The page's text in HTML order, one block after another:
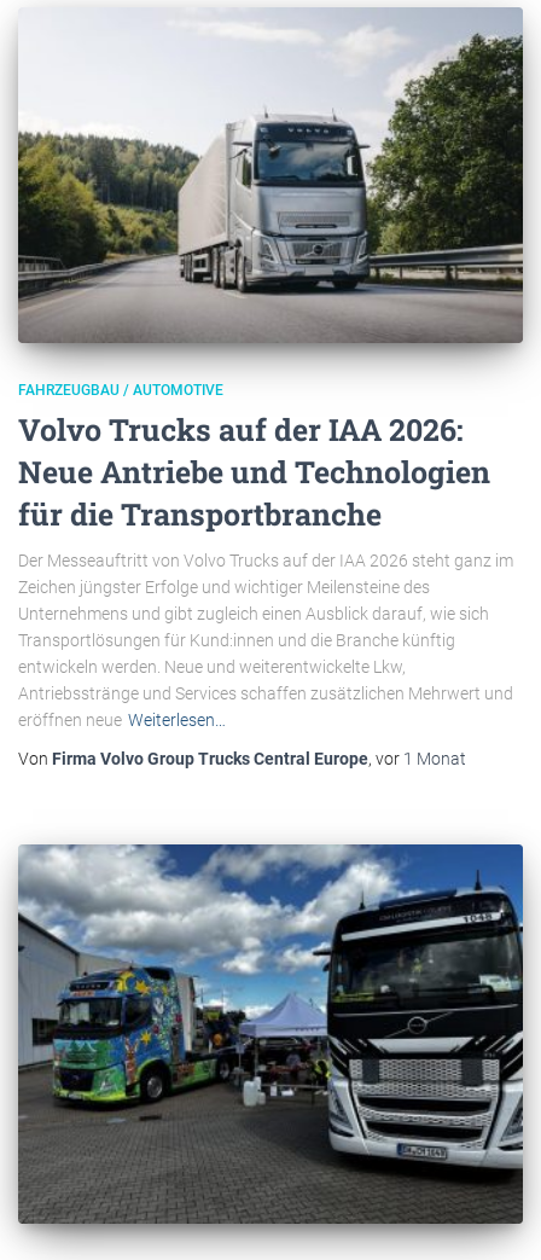
FAHRZEUGBAU / AUTOMOTIVE
Volvo Trucks auf der IAA 2026:
Neue Antriebe und Technologien
für die Transportbranche
Der Messeauftritt von Volvo Trucks auf der IAA 2026 steht ganz im
Zeichen jüngster Erfolge und wichtiger Meilensteine des
Unternehmens und gibt zugleich einen Ausblick darauf, wie sich
Transportlösungen für Kund:innen und die Branche künftig
entwickeln werden. Neue und weiterentwickelte Lkw,
Antriebsstränge und Services schaffen zusätzlichen Mehrwert und
eröffnen neue Weiterlesen…
Von Firma Volvo Group Trucks Central Europe, vor 1 Monat